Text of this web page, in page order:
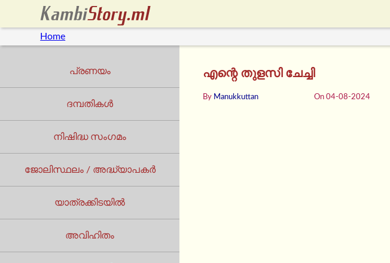
Home
പ്രണയം
ദമ്പതികൾ
നിഷിദ്ധ സംഗമം
ജോലിസ്ഥലം / അദ്ധ്യാപകർ
യാത്രക്കിടയില്‍
അവിഹിതം
എന്റെ തുളസി ചേച്ചി
By Manukkuttan On 04-08-2024